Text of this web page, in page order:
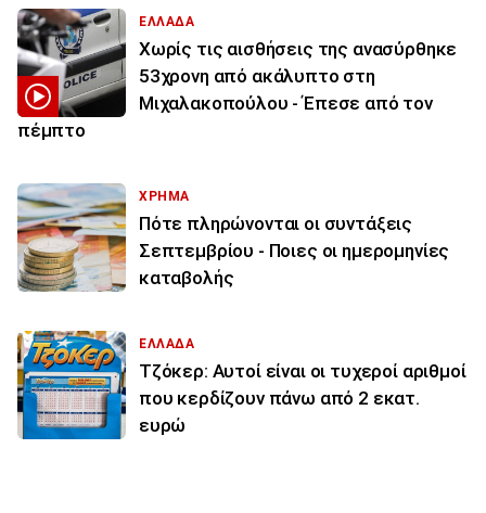
ΕΛΛΑΔΑ
Χωρίς τις αισθήσεις της ανασύρθηκε
53χρονη από ακάλυπτο στη
Μιχαλακοπούλου - Έπεσε από τον
πέμπτο
ΧΡΗΜΑ
Πότε πληρώνονται οι συντάξεις
Σεπτεμβρίου - Ποιες οι ημερομηνίες
καταβολής
ΕΛΛΑΔΑ
Τζόκερ: Αυτοί είναι οι τυχεροί αριθμοί
που κερδίζουν πάνω από 2 εκατ.
ευρώ